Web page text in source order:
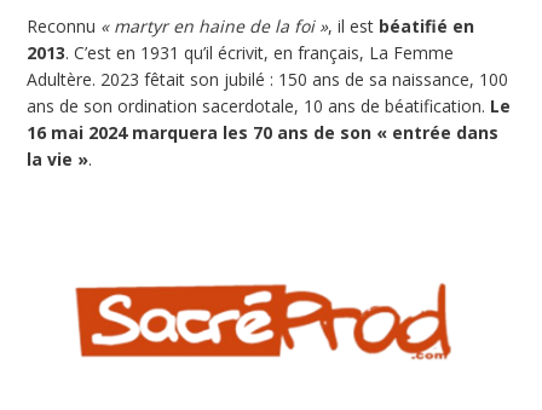
Reconnu « martyr en haine de la foi », il est béatifié en
2013. C’est en 1931 qu’il écrivit, en français, La Femme
Adultère. 2023 fêtait son jubilé : 150 ans de sa naissance, 100
ans de son ordination sacerdotale, 10 ans de béatification. Le
16 mai 2024 marquera les 70 ans de son « entrée dans
la vie ».